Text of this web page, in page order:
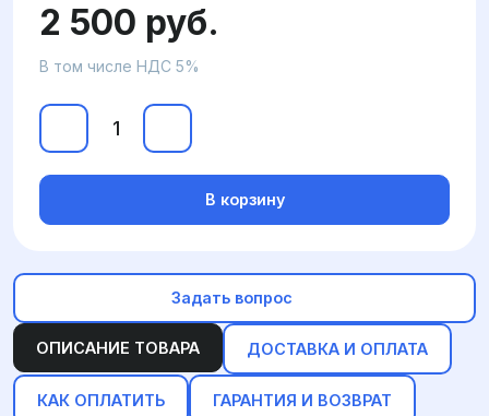
ОПИСАНИЕ ТОВАРА ДОСТАВКА И ОПЛАТА
КАК ОПЛАТИТЬ ГАРАНТИЯ И ВОЗВРАТ
2 500 руб.
В том числе НДС 5%
В корзину
Задать вопрос